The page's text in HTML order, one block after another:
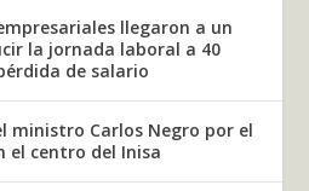
llegaron a un
la jornada laboral a 40
de salario
ministro Carlos Negro por el
el centro del Inisa